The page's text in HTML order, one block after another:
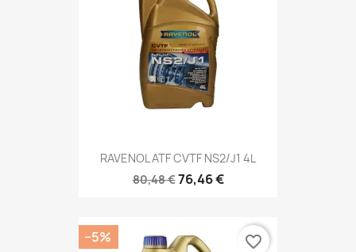
RAVENOL ATF CVTF NS2/J1 4L
80,48 €76,46 €
−5% favorite_border